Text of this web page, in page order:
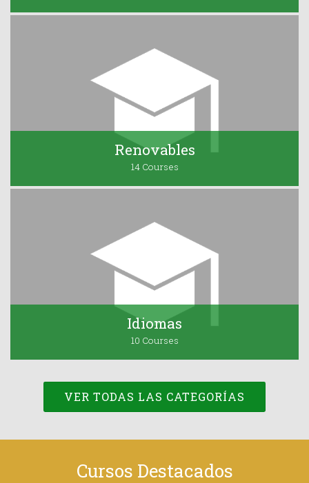
Renovables
14 Courses
Idiomas
10 Courses
VER TODAS LAS CATEGORÍAS
Cursos Destacados